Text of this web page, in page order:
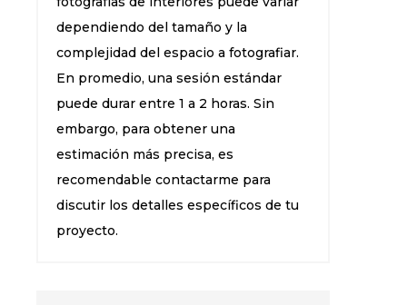
dependiendo del tamaño y la
complejidad del espacio a fotografiar.
En promedio, una sesión estándar
puede durar entre 1 a 2 horas. Sin
embargo, para obtener una
estimación más precisa, es
recomendable contactarme para
discutir los detalles específicos de tu
proyecto.